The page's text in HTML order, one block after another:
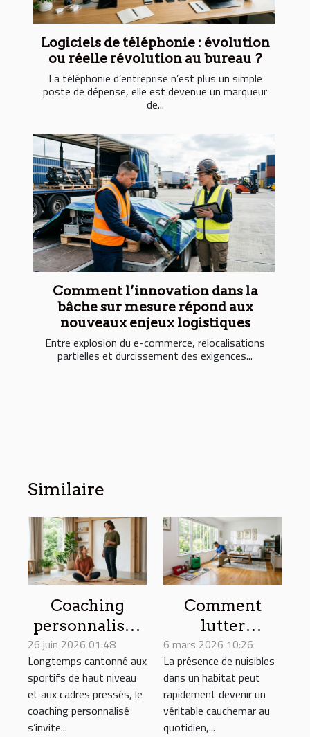
Logiciels de téléphonie : évolution
ou réelle révolution au bureau ?
La téléphonie d’entreprise n’est plus un simple
poste de dépense, elle est devenue un marqueur
de...
Comment l’innovation dans la
bâche sur mesure répond aux
nouveaux enjeux logistiques
Entre explosion du e-commerce, relocalisations
partielles et durcissement des exigences...
Similaire
Coaching
personnalisé :
la clef cachée
du succès en
bien-être
moderne
26 juin 2026 01:48
Longtemps cantonné aux
sportifs de haut niveau
et aux cadres pressés, le
coaching personnalisé
s’invite...
Comment
lutter
efficacement
contre les
nuisibles dans
votre habitat ?
6 mars 2026 10:26
La présence de nuisibles
dans un habitat peut
rapidement devenir un
véritable cauchemar au
quotidien,...